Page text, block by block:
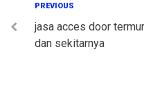
Post
navigation
Previous
PREVIOUS
jasa acces door
dan sekitarnya